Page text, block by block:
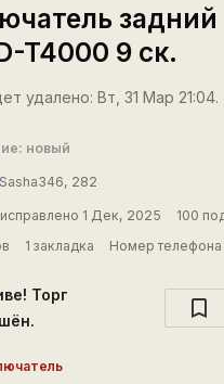
задний
T4000 9 ск.
удалено: Вт, 31 Мар 21:04.
новый
Sasha346, 282
исправлено 1 Дек, 2025
100
1 закладка Номер телефона
Торг